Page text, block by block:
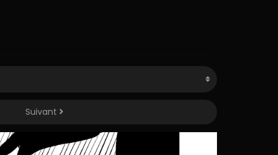
Suivant